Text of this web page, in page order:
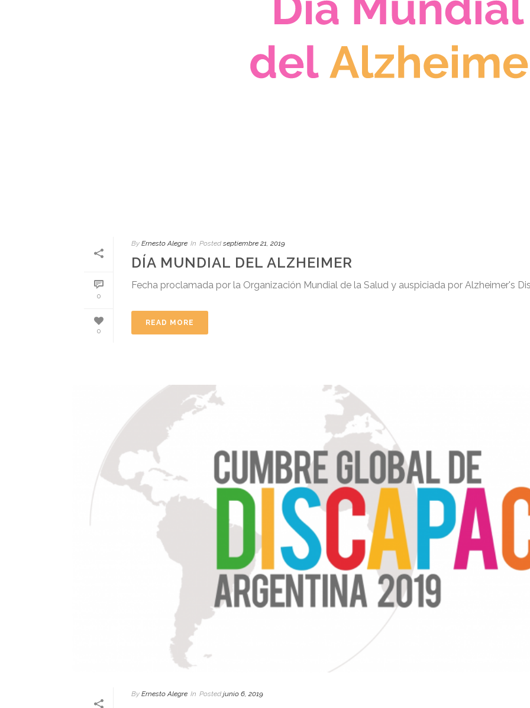
0
0
By Ernesto Alegre In Posted septiembre 21, 2019
DÍA MUNDIAL DEL ALZHEIMER
Fecha proclamada por la Organización Mundial de la Salud y auspiciada por Alzheimer's
READ MORE
By Ernesto Alegre In Posted junio 6, 2019